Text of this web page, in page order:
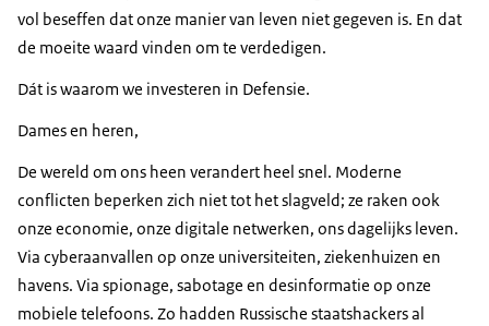
vol beseffen dat onze manier van leven niet gegeven is. En dat
de moeite waard vinden om te verdedigen.
Dát is waarom we investeren in Defensie.
Dames en heren,
De wereld om ons heen verandert heel snel. Moderne
conflicten beperken zich niet tot het slagveld; ze raken ook
onze economie, onze digitale netwerken, ons dagelijks leven.
Via cyberaanvallen op onze universiteiten, ziekenhuizen en
havens. Via spionage, sabotage en desinformatie op onze
mobiele telefoons. Zo hadden Russische staatshackers al